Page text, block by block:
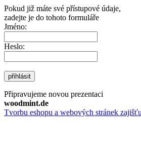
Pokud již máte své přístupové údaje,
zadejte je do tohoto formuláře
Jméno:
Heslo:
přihlásit
Připravujeme novou prezentaci
woodmint.de
Tvorbu eshopu a webových stránek